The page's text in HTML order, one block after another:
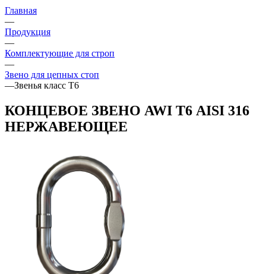
Главная
—
Продукция
—
Комплектующие для строп
—
Звено для цепных стоп
—Звенья класс Т6
КОНЦЕВОЕ ЗВЕНО AWI Т6 AISI 316
НЕРЖАВЕЮЩЕЕ